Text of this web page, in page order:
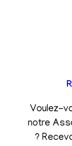
Voulez-
notre
?